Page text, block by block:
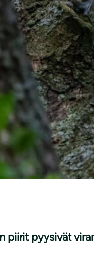
piirit pyysivät